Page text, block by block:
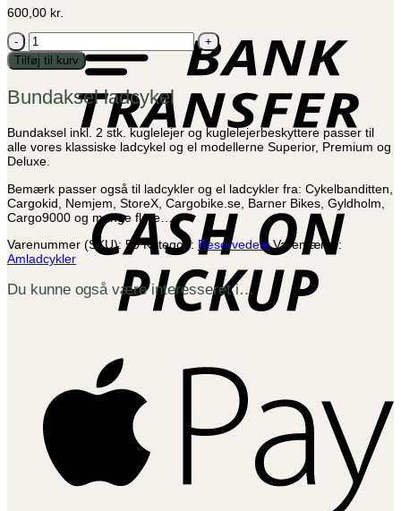
600,00 kr.
Bundaksel
ladcykel
antal
Tilføj til kurv
Bundaksel ladcykel
Bundaksel inkl. 2 stk. kuglelejer og kuglelejerbeskyttere passer til
alle vores klassiske ladcykel og el modellerne Superior, Premium og
Deluxe.
Bemærk passer også til ladcykler og el ladcykler fra: Cykelbanditten,
Cargokid, Nemjem, StoreX, Cargobike.se, Barner Bikes, Gyldholm,
Cargo9000 og mange flere…
Varenummer (SKU): 50 Kategori: Reservedele Varemærke:
Amladcykler
Du kunne også være interesseret i…